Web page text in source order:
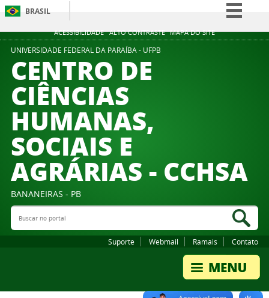
ACESSIBILIDADE ALTO CONTRASTE MAPA DO SITE
BRASIL
Simplifique!
UNIVERSIDADE FEDERAL DA PARAÍBA - UFPB
CENTRO DE
CIÊNCIAS
HUMANAS,
SOCIAIS E
AGRÁRIAS - CCHSA
BANANEIRAS - PB
Buscar no portal
Suporte Webmail Ramais Contato